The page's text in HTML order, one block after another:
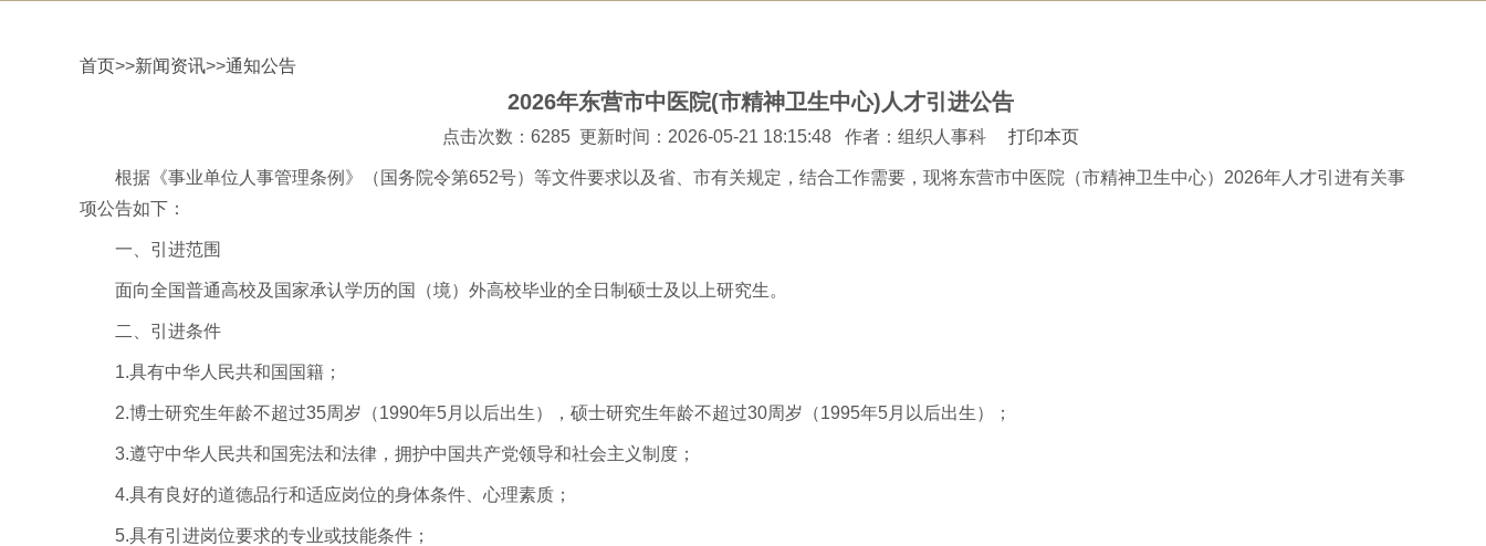
首页>>新闻资讯>>通知公告
2026年东营市中医院(市精神卫生中心)人才引进公告
点击次数：6285 更新时间：2026-05-21 18:15:48 作者：组织人事科 打印本页
根据《事业单位人事管理条例》（国务院令第652号）等文件要求以及省、市有关规定，结合工作需要，现将东营市中医院（市精神卫生中心）2026年人才引进有关事
项公告如下：
一、引进范围
面向全国普通高校及国家承认学历的国（境）外高校毕业的全日制硕士及以上研究生。
二、引进条件
1.具有中华人民共和国国籍；
2.博士研究生年龄不超过35周岁（1990年5月以后出生），硕士研究生年龄不超过30周岁（1995年5月以后出生）；
3.遵守中华人民共和国宪法和法律，拥护中国共产党领导和社会主义制度；
4.具有良好的道德品行和适应岗位的身体条件、心理素质；
5.具有引进岗位要求的专业或技能条件；